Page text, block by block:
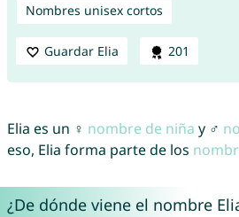
Nombres unisex cortos
Guardar Elia 201
Elia es un ♀ nombre de niña y ♂
eso, Elia forma parte de los
¿De dónde viene el nombre